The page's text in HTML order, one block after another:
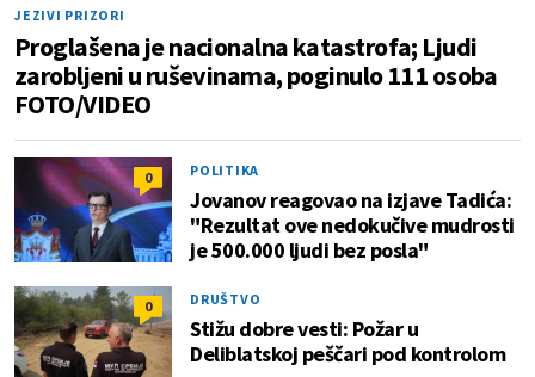
JEZIVI PRIZORI
Proglašena je nacionalna katastrofa; Ljudi
zarobljeni u ruševinama, poginulo 111 osoba
FOTO/VIDEO
0 POLITIKA
Jovanov reagovao na izjave Tadića:
"Rezultat ove nedokučive mudrosti
je 500.000 ljudi bez posla"
0 DRUŠTVO
Stižu dobre vesti: Požar u
Deliblatskoj peščari pod kontrolom